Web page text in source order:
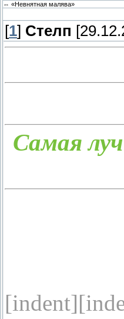
⇔ «Невнятная малява»
[1] Стелп
Самая